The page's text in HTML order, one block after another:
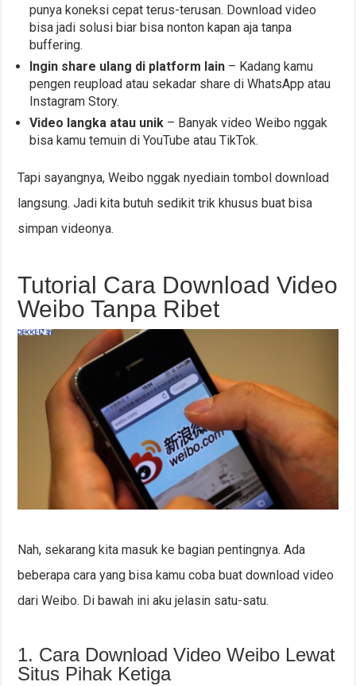
punya koneksi cepat terus-terusan. Download video
bisa jadi solusi biar bisa nonton kapan aja tanpa
buffering.
Ingin share ulang di platform lain – Kadang kamu
pengen reupload atau sekadar share di WhatsApp atau
Instagram Story.
Video langka atau unik – Banyak video Weibo nggak
bisa kamu temuin di YouTube atau TikTok.
Tapi sayangnya, Weibo nggak nyediain tombol download
langsung. Jadi kita butuh sedikit trik khusus buat bisa
simpan videonya.
Tutorial Cara Download Video
Weibo Tanpa Ribet
Nah, sekarang kita masuk ke bagian pentingnya. Ada
beberapa cara yang bisa kamu coba buat download video
dari Weibo. Di bawah ini aku jelasin satu-satu.
1. Cara Download Video Weibo Lewat
Situs Pihak Ketiga